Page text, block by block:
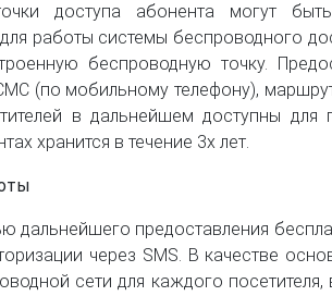
доступа абонента могут
работы системы беспроводного
беспроводную точку.
(по мобильному телефону),
в дальнейшем доступны
хранится в течение 3х лет.
дальнейшего предоставления
через SMS. В качестве
сети для каждого посетителя,